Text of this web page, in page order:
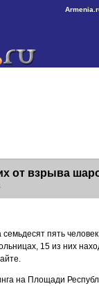
от взрыва
пять
15 из них
на Площади